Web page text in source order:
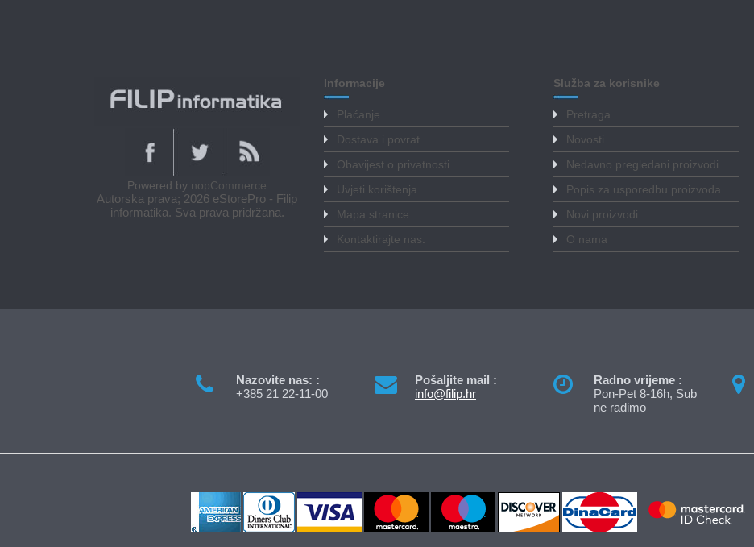
Powered by nopCommerce
Autorska prava; 2026 eStorePro - Filip
informatika. Sva prava pridržana.
Informacije
Plaćanje
Dostava i povrat
Obavijest o privatnosti
Uvjeti korištenja
Mapa stranice
Kontaktirajte nas
Služba za korisnike
Pretraga
Novosti
Nedavno pregledani proizvodi
Popis za usporedbu proizvoda
Novi proizvodi
O nama
Nazovite nas: :
+385 21 22-11-00
Pošaljite mail :
info@filip.hr
Radno vrijeme :
Pon-Pet 8-16h, Sub
ne radimo